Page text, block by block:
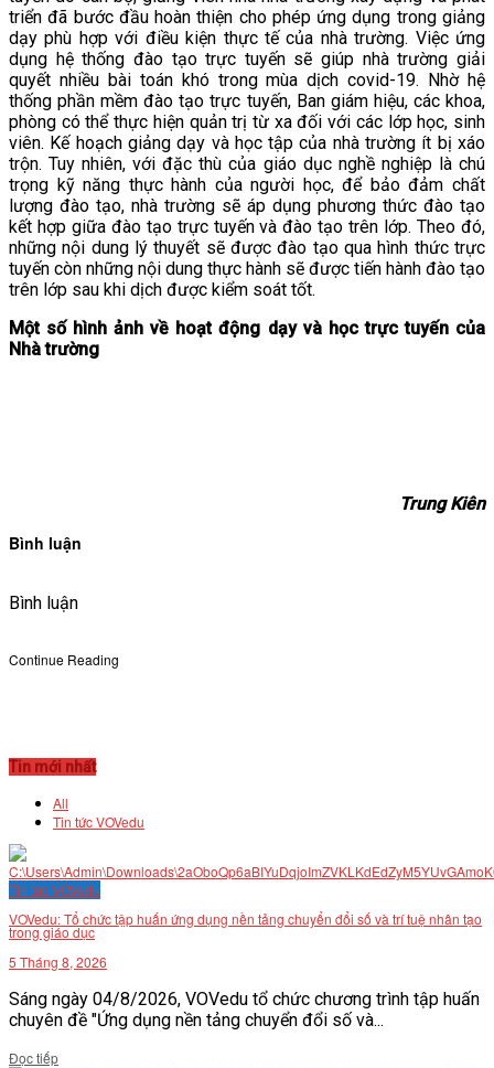
triển đã bước đầu hoàn thiện cho phép ứng dụng trong giảng
dạy phù hợp với điều kiện thực tế của nhà trường. Việc ứng
dụng hệ thống đào tạo trực tuyến sẽ giúp nhà trường giải
quyết nhiều bài toán khó trong mùa dịch covid-19. Nhờ hệ
thống phần mềm đào tạo trực tuyến, Ban giám hiệu, các khoa,
phòng có thể thực hiện quản trị từ xa đối với các lớp học, sinh
viên. Kế hoạch giảng dạy và học tập của nhà trường ít bị xáo
trộn. Tuy nhiên, với đặc thù của giáo dục nghề nghiệp là chú
trọng kỹ năng thực hành của người học, để bảo đảm chất
lượng đào tạo, nhà trường sẽ áp dụng phương thức đào tạo
kết hợp giữa đào tạo trực tuyến và đào tạo trên lớp. Theo đó,
những nội dung lý thuyết sẽ được đào tạo qua hình thức trực
tuyến còn những nội dung thực hành sẽ được tiến hành đào tạo
trên lớp sau khi dịch được kiểm soát tốt.
Một số hình ảnh về hoạt động dạy và học trực tuyến của
Nhà trường
Trung Kiên
Bình luận
Bình luận
Continue Reading
Tin mới nhất
All
Tin tức VOVedu
Tin tức VOVedu
VOVedu: Tổ chức tập huấn ứng dụng nền tảng chuyển đổi số và trí tuệ nhân tạo
trong giáo dục
5 Tháng 8, 2026
Sáng ngày 04/8/2026, VOVedu tổ chức chương trình tập huấn
chuyên đề "Ứng dụng nền tảng chuyển đổi số và...
Đọc tiếpDetails